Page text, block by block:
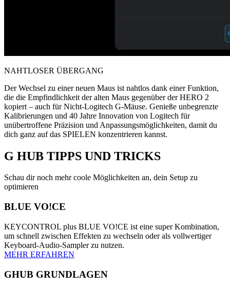
NAHTLOSER ÜBERGANG
Der Wechsel zu einer neuen Maus ist nahtlos dank einer Funktion,
die die Empfindlichkeit der alten Maus gegenüber der HERO 2
kopiert – auch für Nicht-Logitech G-Mäuse. Genieße unbegrenzte
Kalibrierungen und 40 Jahre Innovation von Logitech für
unübertroffene Präzision und Anpassungsmöglichkeiten, damit du
dich ganz auf das SPIELEN konzentrieren kannst.
G HUB TIPPS UND TRICKS
Schau dir noch mehr coole Möglichkeiten an, dein Setup zu
optimieren
BLUE VO!CE
KEYCONTROL plus BLUE VO!CE ist eine super Kombination,
um schnell zwischen Effekten zu wechseln oder als vollwertiger
Keyboard-Audio-Sampler zu nutzen.
MEHR ERFAHREN
GHUB GRUNDLAGEN